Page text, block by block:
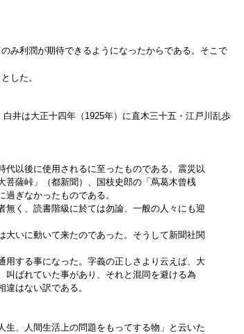
み利潤が期待できるようになったからである。そこで
した。
井は大正十四年（1925年）に直木三十五・江戸川乱歩
以後に使用されるに至ったものである。震災以
菩薩峠」（都新聞）、国枝史郎の「蔦葛木曾桟
ぎなかったものである。
く、読書階級に於ては勿論、一般の人々にも迎
いに動いて来たのであった。そうして新聞社関
する事になった。字義の正しさより云えば、大
ばれていた事があり、それと混同を避ける為
はない訳である。
生、人間生活上の問題をもってする物」と云いた